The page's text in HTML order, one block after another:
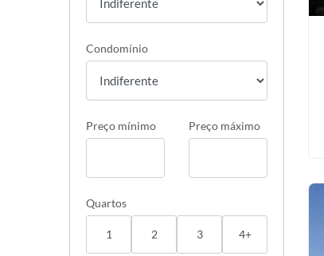
Condomínio
Preço mínimo Preço máximo
Quartos
1 2 3 4+